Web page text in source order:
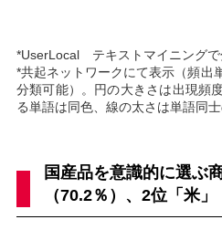
*UserLocal テキストマイニングで
*共起ネットワークにて表示（頻出
分類可能）。円の大きさは出現頻
る単語は同色、線の太さは単語同
国産品を意識的に選ぶ
（70.2％）、2位「米」